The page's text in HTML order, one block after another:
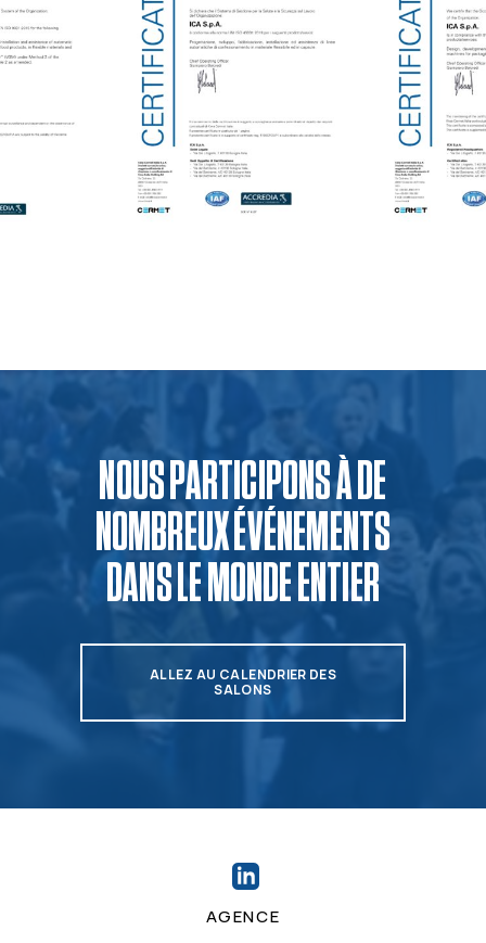
NOUS PARTICIPONS À DE
NOMBREUX ÉVÉNEMENTS
DANS LE MONDE ENTIER
ALLEZ AU CALENDRIER DES
SALONS
AGENCE